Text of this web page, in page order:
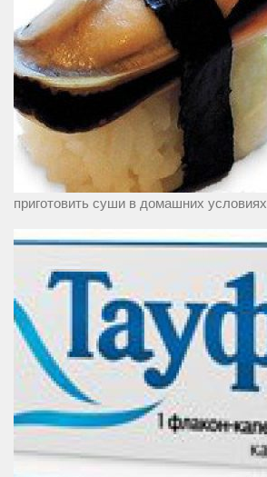
приготовить суши в домашних условиях